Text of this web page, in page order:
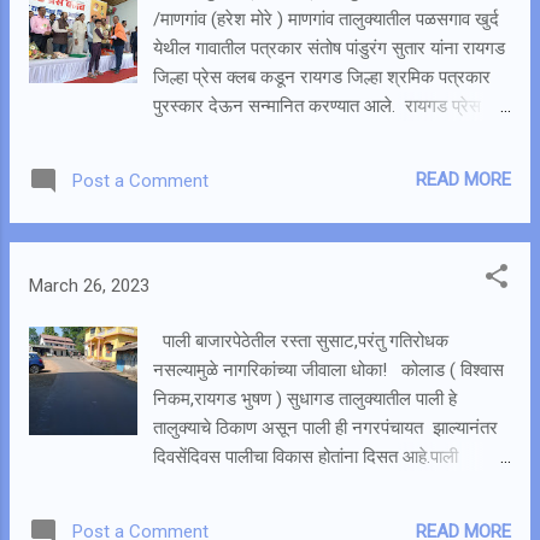
दिव्यांग लाभार्थी असुन या लाभामुळे दिव्यांग्यांच्या
चेहऱ्यावर हसू आलेले दिसत होते. सौर ऊर्जेमुळे वीजबिल
बचत होणार असून नियमित प्रकाश मिळणार आहे.
त्याचबरोबर 500 रुपये प्रत्येकाच्या बॅंक खात्यात जमा ह...
/माणगांव (हरेश मोरे ) माणगांव तालुक्यातील पळसगाव खुर्द
येथील गावातील पत्रकार संतोष पांडुरंग सुतार यांना रायगड
जिल्हा प्रेस क्लब कडून रायगड जिल्हा श्रमिक पत्रकार
पुरस्कार देऊन सन्मानित करण्यात आले. रायगड प्रेस
परिषदेचे विश्वस्त व रायगड प्रेस क्लबचे संस्थापक एस. एम.
देशमुख यांच्या अध्यक्षतेखाली आयोजित करण्यात आला
कामगिरी करणाऱ्या पत्रकार यांना पुरस्कार देऊन सन्मानित
सुतार यांना रायगड जिल्हा श्रमिक पत्रकार पुरस्कार देऊन
सन्मान करण्यात आला.यावेळी रायगड -रत्नागिरी लोकसभेचे
खासदार सुनिल तटकरे, मराठी पत्रकार परिषदेचे विश्वस्त
एस. एम. देशमुख,लोकशाही वृत्तवाहिनीचे मुख्य संपादक
कमलेश सुतार यांच्या प्रमुख उपस्थितीत देण्यात आला.
Post a Comment READ MORE
March 26, 2023
पाली बाजारपेठेतील रस्ता सुसाट,परंतु गतिरोधक
नसल्यामुळे नागरिकांच्या जीवाला धोका! कोलाड ( विश्वास
निकम,रायगड भुषण ) सुधागड तालुक्यातील पाली हे
तालुक्याचे ठिकाण असून पाली ही नगरपंचायत झाल्यानंतर
दिवसेंदिवस पालीचा विकास होतांना दिसत आहे.पाली
Post a Comment READ MORE